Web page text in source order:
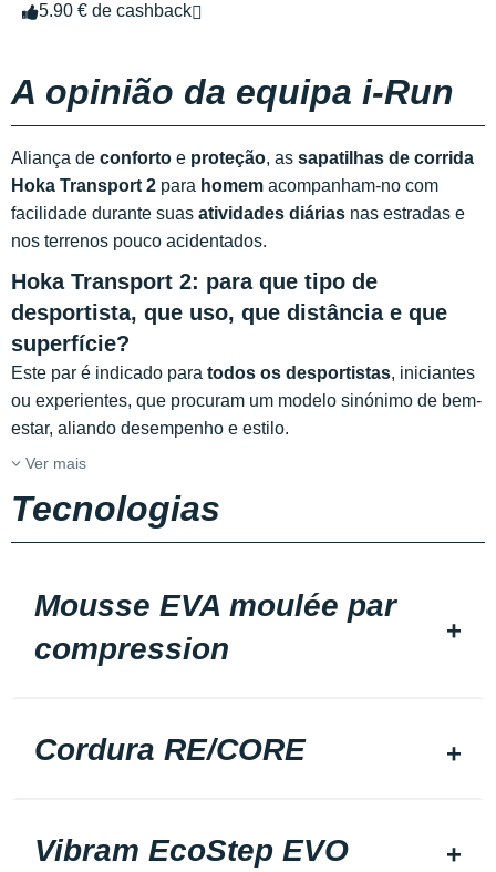
5.90 € de cashback
A opinião da equipa i-Run
Aliança de conforto e proteção, as sapatilhas de corrida
Hoka Transport 2 para homem acompanham-no com
facilidade durante suas atividades diárias nas estradas e
nos terrenos pouco acidentados.
Hoka Transport 2: para que tipo de
desportista, que uso, que distância e que
superfície?
Este par é indicado para todos os desportistas, iniciantes
ou experientes, que procuram um modelo sinónimo de bem-
estar, aliando desempenho e estilo.
Ver mais
Tecnologias
Mousse EVA moulée par
compression
Cordura RE/CORE
Vibram EcoStep EVO